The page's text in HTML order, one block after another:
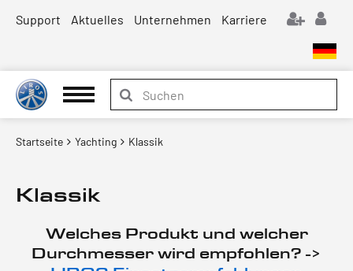
Support Aktuelles Unternehmen Karriere
Startseite Yachting Klassik
Klassik
Welches Produkt und welcher
Durchmesser wird empfohlen? ->